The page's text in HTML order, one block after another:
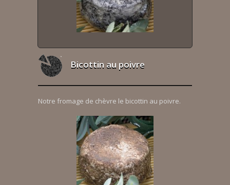
Bicottin au poivre
Notre fromage de chèvre le bicottin au poivre.